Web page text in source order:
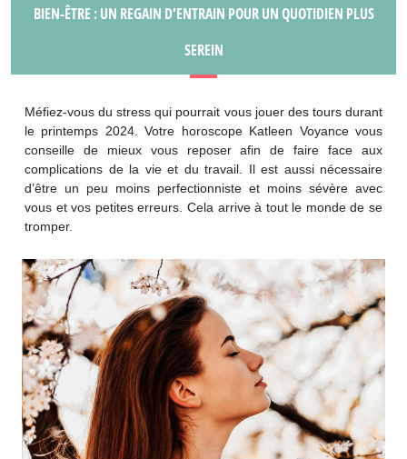
BIEN-ÊTRE : UN REGAIN D'ENTRAIN POUR UN QUOTIDIEN PLUS
SEREIN
Méfiez-vous du stress qui pourrait vous jouer des tours durant
le printemps 2024. Votre horoscope Katleen Voyance vous
conseille de mieux vous reposer afin de faire face aux
complications de la vie et du travail. Il est aussi nécessaire
d’être un peu moins perfectionniste et moins sévère avec
vous et vos petites erreurs. Cela arrive à tout le monde de se
tromper.